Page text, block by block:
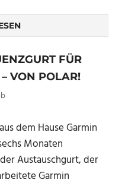
FÜR
VON POLAR!
dem Hause Garmin
Monaten
Austauschgurt, der
Garmin